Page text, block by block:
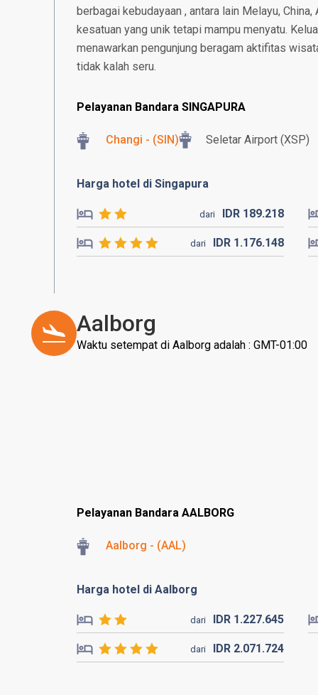
berbagai kebudayaan , antara lain Melayu,
kesatuan yang unik tetapi mampu menyatu.
menawarkan pengunjung beragam aktifitas
tidak kalah seru.
Pelayanan Bandara SINGAPURA
Changi - (SIN) Seletar Airport (XSP)
Harga hotel di Singapura
dari IDR 189.218
dari IDR 1.176.148
Aalborg
Waktu setempat di Aalborg adalah : GMT-01:00
Pelayanan Bandara AALBORG
Aalborg - (AAL)
Harga hotel di Aalborg
dari IDR 1.227.645
dari IDR 2.071.724